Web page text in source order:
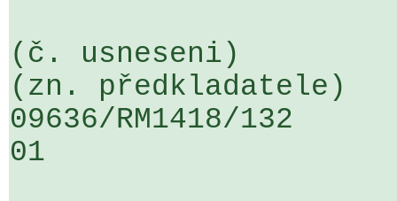
(č. usneseni)
(zn. předkladatele)
09636/RM1418/
01